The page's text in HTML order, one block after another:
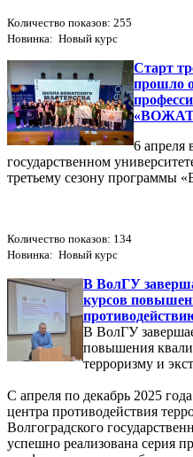
Количество показов: 255
Новинка: Новый курс
Старт
прошло
6 апреля
государственном
третьему сезону
Количество показов: 134
Новинка: Новый курс
В ВолГУ
курсов
В ВолГУ
повышения
терроризму и
С апреля по декабрь 2025
центра противодействия
Волгоградского
успешно реализована серия